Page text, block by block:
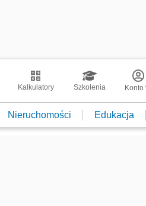
Kalkulatory Szkolenia Konto
Nieruchomości Edukacja